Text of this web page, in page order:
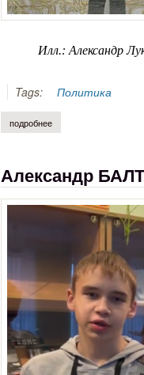
Илл.: Александр
Tags: Политика
подробнее
Александр